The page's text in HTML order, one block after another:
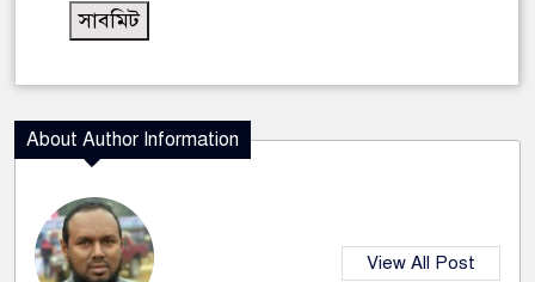
About Author Information
View All Post